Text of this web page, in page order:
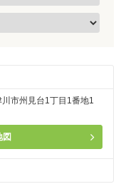
市州見台1丁目1番地1
図